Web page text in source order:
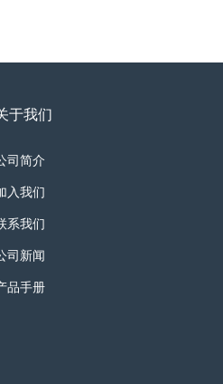
于我们
司简介
入我们
系我们
司新闻
品手册